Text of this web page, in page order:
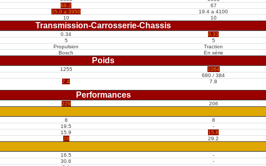
68.2
67
25.0 a 3950
19.4 a 4100
10 10
Transmission-Carrosserie-Chassis
0.34
0.33
5
5
Propulsion
Traction
Bosch En série
Poids
1255
1064
680 / 384
7.4 7.8
Performances
229 206
8
8
19.5
-
15.9
15.8
28 29.2
16.5
-
30.6
-